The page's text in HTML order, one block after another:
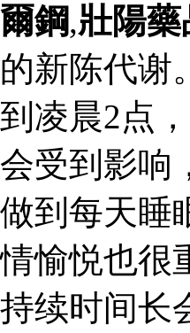
爾鋼,壯陽
的新陈代谢
到凌晨2点
会受到影响
做到每天睡
情愉悦也很
持续时间长